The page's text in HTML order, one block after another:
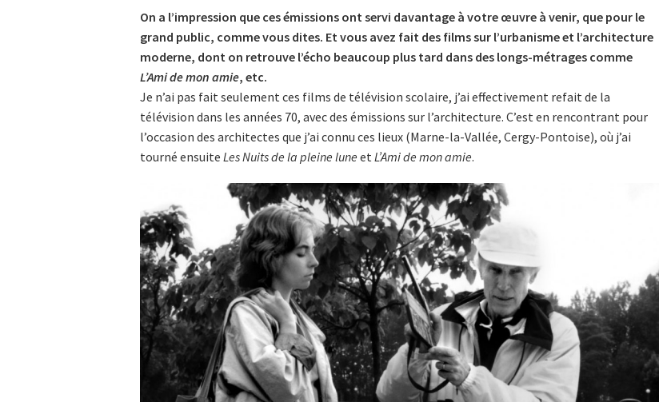
On a l’impression que ces émissions ont servi davantage à votre œuvre à venir, que pour le
grand public, comme vous dites. Et vous avez fait des films sur l’urbanisme et l’architecture
moderne, dont on retrouve l’écho beaucoup plus tard dans des longs-métrages comme
L’Ami de mon amie, etc.
Je n’ai pas fait seulement ces films de télévision scolaire, j’ai effectivement refait de la
télévision dans les années 70, avec des émissions sur l’architecture. C’est en rencontrant pour
l’occasion des architectes que j’ai connu ces lieux (Marne-la-Vallée, Cergy-Pontoise), où j’ai
tourné ensuite Les Nuits de la pleine lune etL’Ami de mon amie.